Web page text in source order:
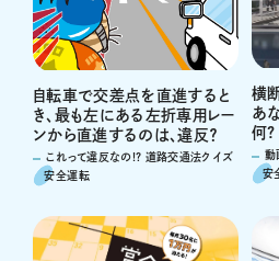
自転車で交差点を直進すると
き、最も左にある左折専用レー
ンから直進するのは、違反？
これって違反なの!? 道路交通法クイズ
安全運転
横
あ
何?
動
安